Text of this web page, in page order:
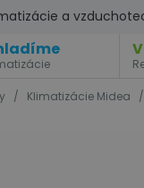
a
/ Klimatizácie Midea /